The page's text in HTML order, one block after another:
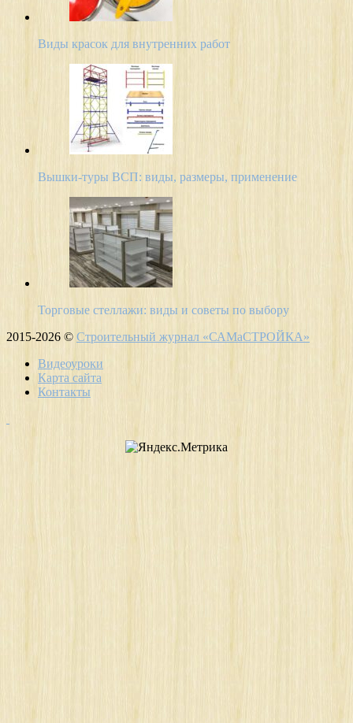
Виды красок для внутренних работ
Вышки-туры ВСП: виды, размеры, применение
Торговые стеллажи: виды и советы по выбору
2015-2026 © Строительный журнал «САМаСТРОЙКА»
Видеоуроки
Карта сайта
Контакты